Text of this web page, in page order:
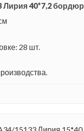
Лирия 40*7,2 бордюр
28 шт.